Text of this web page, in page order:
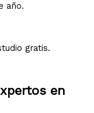
año.
gratis.
en